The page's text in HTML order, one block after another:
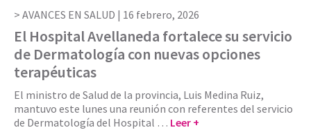
AVANCES EN SALUD | 16 febrero, 2026
El Hospital Avellaneda fortalece su servicio
de Dermatología con nuevas opciones
terapéuticas
El ministro de Salud de la provincia, Luis Medina Ruiz,
mantuvo este lunes una reunión con referentes del servicio
de Dermatología del Hospital … Leer +